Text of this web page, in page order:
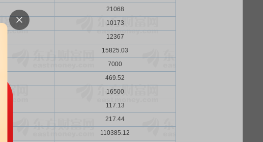
21068
10173
12367
15825.03
7000
469.52
16500
117.13
217.44
110385.12